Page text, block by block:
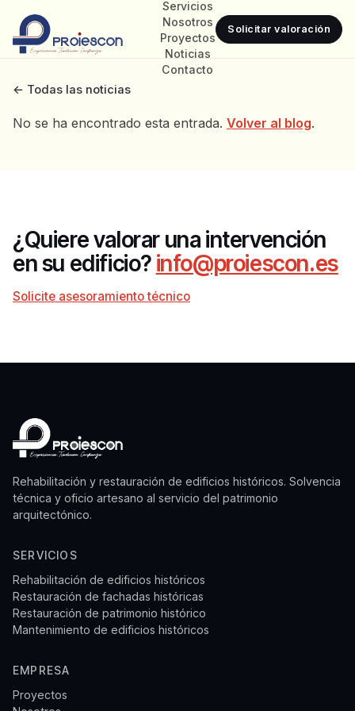
Servicios
Nosotros
Proyectos
Noticias
Contacto
Solicitar valoración
← Todas las noticias
No se ha encontrado esta entrada. Volver al blog.
¿Quiere valorar una intervención
en su edificio? info@proiescon.es
Solicite asesoramiento técnico
Rehabilitación y restauración de edificios históricos. Solvencia
técnica y oficio artesano al servicio del patrimonio
arquitectónico.
SERVICIOS
Rehabilitación de edificios históricos
Restauración de fachadas históricas
Restauración de patrimonio histórico
Mantenimiento de edificios históricos
EMPRESA
Proyectos